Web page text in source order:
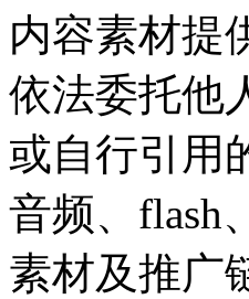
内容素材提
依法委托他
或自行引用
音频、flash
素材及推广